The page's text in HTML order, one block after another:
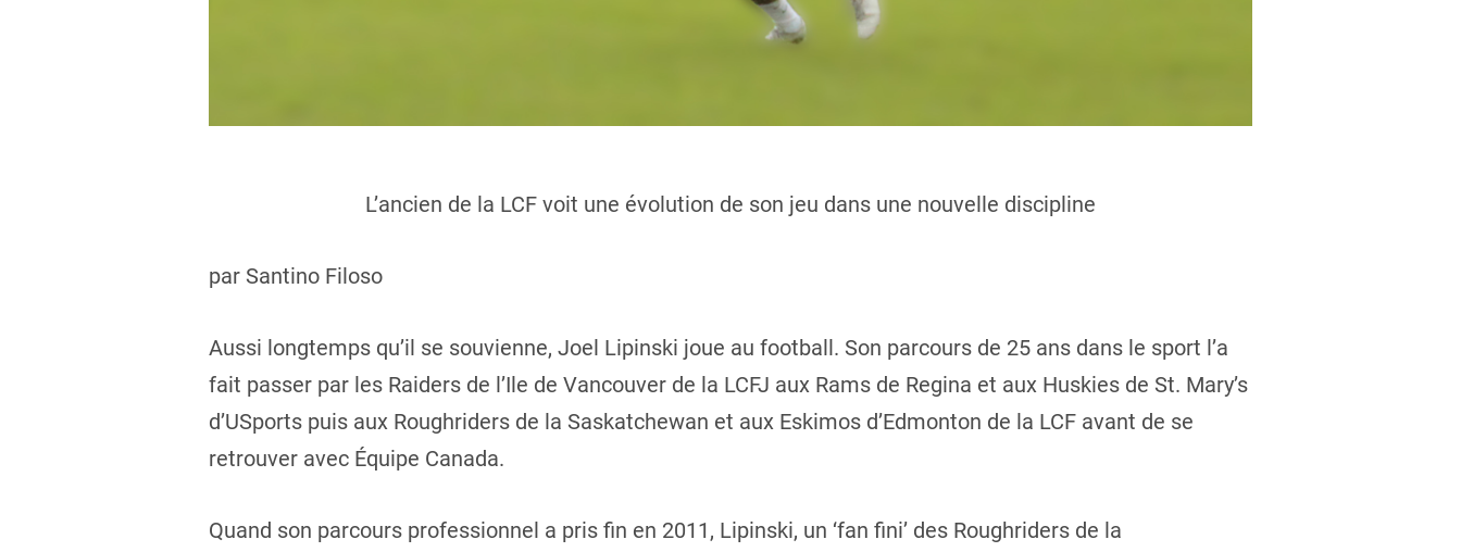
L’ancien de la LCF voit une évolution de son jeu dans une nouvelle discipline
par Santino Filoso
Aussi longtemps qu’il se souvienne, Joel Lipinski joue au football. Son parcours de 25 ans dans le sport l’a
fait passer par les Raiders de l’Ile de Vancouver de la LCFJ aux Rams de Regina et aux Huskies de St. Mary’s
d’USports puis aux Roughriders de la Saskatchewan et aux Eskimos d’Edmonton de la LCF avant de se
retrouver avec Équipe Canada.
Quand son parcours professionnel a pris fin en 2011, Lipinski, un ‘fan fini’ des Roughriders de la